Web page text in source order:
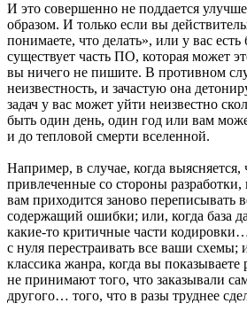
И это совершенно не поддается
образом. И только если вы
понимаете, что делать», или у вас
существует часть ПО, которая может
вы ничего не пишите. В противном
неизвестность, и зачастую она
задач у вас может уйти неизвестно
быть один день, один год или вам
и до тепловой смерти вселенной.
Например, в случае, когда выясняется,
привлеченные со стороны
вам приходится заново переписывать
содержащий ошибки; или, когда база
какие-то критичные части
с нуля перестраивать все ваши схемы;
классика жанра, когда вы показываете
не принимают того, что заказывали
другого… того, что в разы труднее